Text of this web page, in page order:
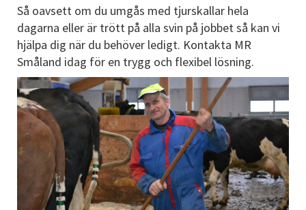
Så oavsett om du umgås med tjurskallar hela
dagarna eller är trött på alla svin på jobbet så kan vi
hjälpa dig när du behöver ledigt. Kontakta MR
Småland idag för en trygg och flexibel lösning.